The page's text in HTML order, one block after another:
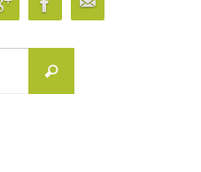
Suchen